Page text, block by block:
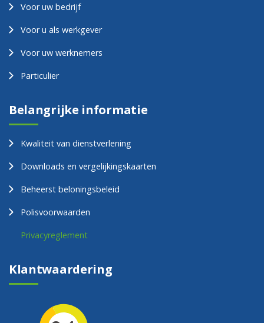
Voor uw bedrijf
Voor u als werkgever
Voor uw werknemers
Particulier
Belangrijke informatie
Kwaliteit van dienstverlening
Downloads en vergelijkingskaarten
Beheerst beloningsbeleid
Polisvoorwaarden
Privacyreglement
Klantwaardering